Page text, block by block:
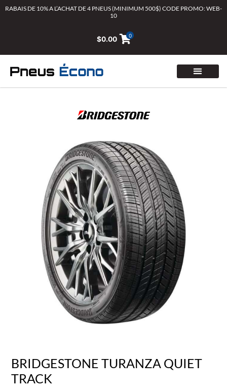
AllerRABAIS DE 10% A L’ACHAT DE 4 PNEUS (MINIMUM 500$) CODE PROMO: WEB-
10
$0.00 0
BRIDGESTONE TURANZA QUIET
TRACK